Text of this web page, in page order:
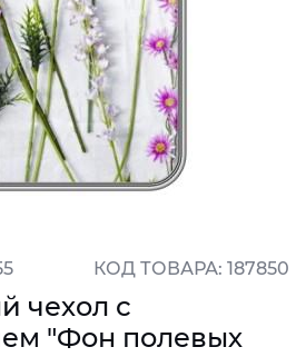
КОД ТОВАРА: 187850
чехол с
"Фон полевых